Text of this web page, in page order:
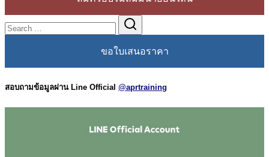
for:
ขอใบเสนอราคา
สอบถามข้อมูลผ่าน Line Official @aprtraining